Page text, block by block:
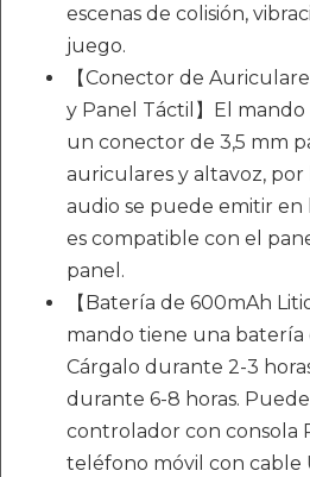
escenas de colisión,
juego.
【Conector de
y Panel Táctil】El
un conector de 3,5 mm
auriculares y altavoz,
audio se puede emitir en
es compatible con el
panel.
【Batería de 600mAh
mando tiene una batería
Cárgalo durante 2-3
durante 6-8 horas. Puede
controlador con consola
teléfono móvil con cable